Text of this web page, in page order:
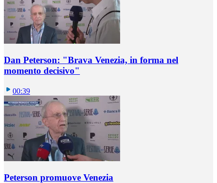
Dan Peterson: "Brava Venezia, in forma nel
momento decisivo"
00:39
Peterson promuove Venezia